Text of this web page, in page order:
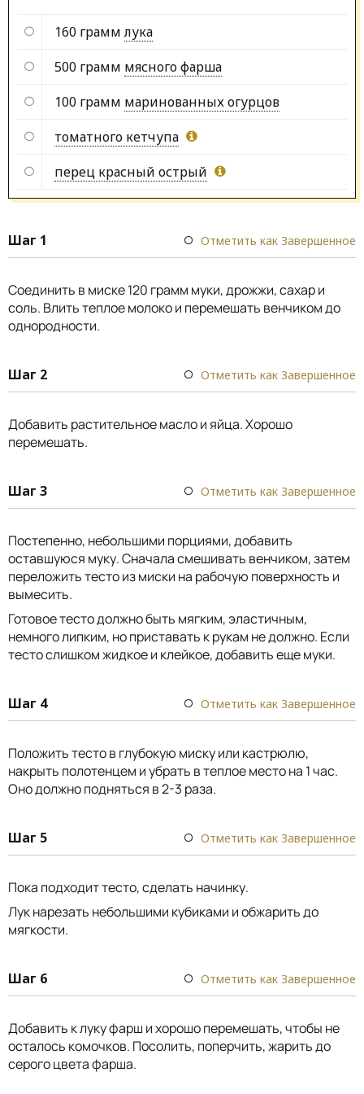
160 грамм лука
500 грамм мясного фарша
100 грамм маринованных огурцов
томатного кетчупа
перец красный острый
Шаг 1 Отметить как Завершенное
Соединить в миске 120 грамм муки, дрожжи, сахар и
соль. Влить теплое молоко и перемешать венчиком до
однородности.
Шаг 2 Отметить как Завершенное
Добавить растительное масло и яйца. Хорошо
перемешать.
Шаг 3 Отметить как Завершенное
Постепенно, небольшими порциями, добавить
оставшуюся муку. Сначала смешивать венчиком, затем
переложить тесто из миски на рабочую поверхность и
вымесить.
Готовое тесто должно быть мягким, эластичным,
немного липким, но приставать к рукам не должно. Если
тесто слишком жидкое и клейкое, добавить еще муки.
Шаг 4 Отметить как Завершенное
Положить тесто в глубокую миску или кастрюлю,
накрыть полотенцем и убрать в теплое место на 1 час.
Оно должно подняться в 2-3 раза.
Шаг 5 Отметить как Завершенное
Пока подходит тесто, сделать начинку.
Лук нарезать небольшими кубиками и обжарить до
мягкости.
Шаг 6 Отметить как Завершенное
Добавить к луку фарш и хорошо перемешать, чтобы не
осталось комочков. Посолить, поперчить, жарить до
серого цвета фарша.